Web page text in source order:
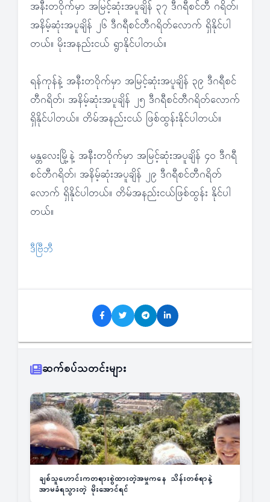
အနီးတဝိုက်မှာ အမြင့်ဆုံးအပူချိန် ၃၇ ဒီဂရီစင်တီ ဂရိတ်၊
အနိမ့်ဆုံးအပူချိန် ၂၆ ဒီဂရီစင်တီဂရိတ်လောက် ရှိနိုင်ပါ
တယ်။ မိုးအနည်းငယ် ရွာနိုင်ပါတယ်။
ရန်ကုန်နဲ့ အနီးတဝိုက်မှာ အမြင့်ဆုံးအပူချိန် ၃၉ ဒီဂရီစင်
တီဂရိတ်၊ အနိမ့်ဆုံးအပူချိန် ၂၅ ဒီဂရီစင်တီဂရိတ်လောက်
ရှိနိုင်ပါတယ်။ တိမ်အနည်းငယ် ဖြစ်ထွန်းနိုင်ပါတယ်။
မန္တလေးမြို့နဲ့ အနီးတဝိုက်မှာ အမြင့်ဆုံးအပူချိန် ၄၀ ဒီဂရီ
စင်တီဂရိတ်၊ အနိမ့်ဆုံးအပူချိန် ၂၉ ဒီဂရီစင်တီဂရိတ်
လောက် ရှိနိုင်ပါတယ်။ တိမ်အနည်းငယ်ဖြစ်ထွန်း နိုင်ပါ
တယ်။
ဒီဗြီဘီ
ဆက်စပ်သတင်းများ
ချစ်သူဟောင်းကတရားစွဲထားတဲ့အမှုကနေ သိန်းတစ်ရာနဲ့
အာမခံရသွားတဲ့ မိုးအောင်ရင်